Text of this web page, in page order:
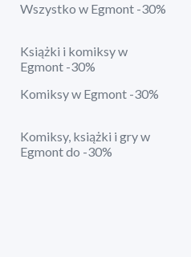
Wszystko w Egmont -30%
Książki i komiksy w
Egmont -30%
Komiksy w Egmont -30%
Komiksy, książki i gry w
Egmont do -30%